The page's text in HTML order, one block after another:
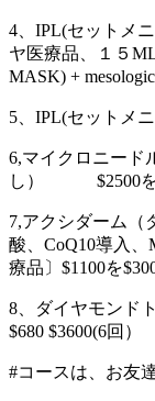
4、IPL(セットメ
ヤ医療品、１５
MASK) +
5、IPL(セットメ
6,マイクロニード
し） $2500を
7,アクシダーム（
酸、CoQ10導入
療品〕$1100を
8、ダイヤモンド
$680 $3600(6回）
#コースは、お友